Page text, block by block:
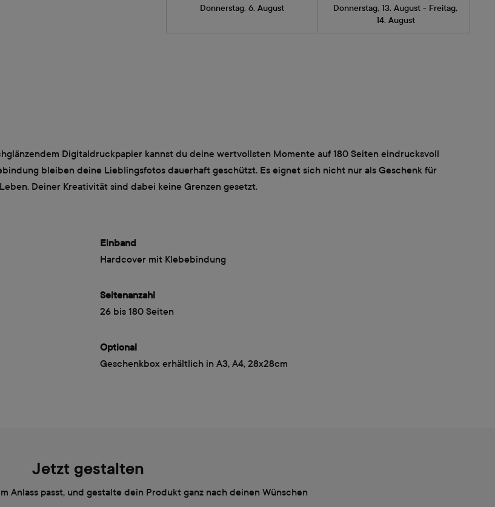
Donnerstag, 6. August
Donnerstag, 13. August - Freitag,
14. August
Digitaldruckpapier kannst du deine wertvollsten Momente auf 180 Seiten eindrucksvoll
bleiben deine Lieblingsfotos dauerhaft geschützt. Es eignet sich nicht nur als Geschenk für
Deiner Kreativität sind dabei keine Grenzen gesetzt.
Einband
Hardcover mit Klebebindung
Seitenanzahl
26 bis 180 Seiten
Optional
Geschenkbox erhältlich in A3, A4, 28x28cm
Jetzt gestalten
Anlass passt, und gestalte dein Produkt ganz nach deinen Wünschen